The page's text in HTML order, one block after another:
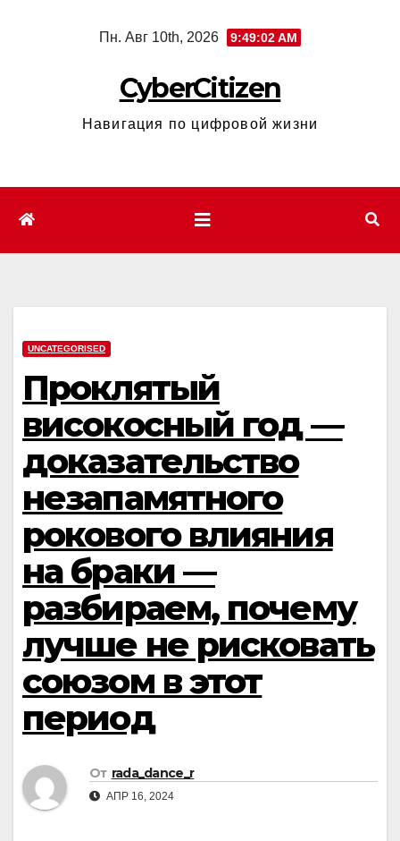
Пн. Авг 10th, 2026 9:49:03 AM
CyberCitizen
Навигация по цифровой жизни
UNCATEGORISED
Проклятый
високосный год —
доказательство
незапамятного
рокового влияния
на браки —
разбираем, почему
лучше не рисковать
союзом в этот
период
От rada_dance_r
АПР 16, 2024